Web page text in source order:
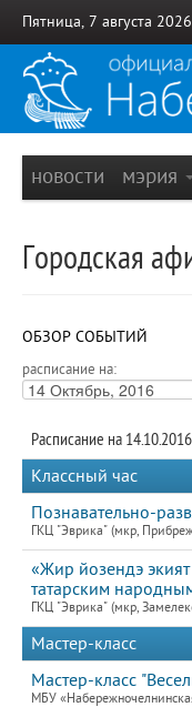
Пятница, 7 августа
новости мэрия
Городская
ОБЗОР СОБЫТИЙ
расписание на:
Расписание на 14.10.2016
Классный час
Познавательно-
ГКЦ "Эврика" (мкр,
«Жир йозендэ
татарским
ГКЦ "Эврика" (мкр,
Мастер-класс
Мастер-класс
МБУ